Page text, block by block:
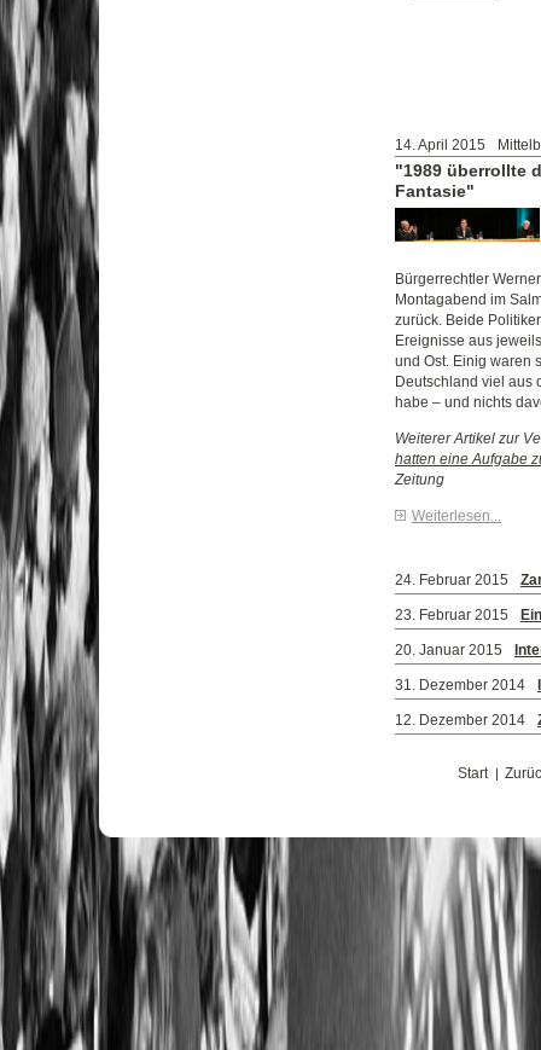
14. April 2015
"1989 überrollte
Fantasie"
Bürgerrechtler
Montagabend im
zurück. Beide
Ereignisse aus
und Ost. Einig waren
Deutschland viel aus
habe – und nichts
Weiterer Artikel zur
hatten eine Aufgabe
Zeitung
Weiterlesen...
24. Februar 2015
23. Februar 2015
20. Januar 2015
31. Dezember 2014
12. Dezember 2014
Start